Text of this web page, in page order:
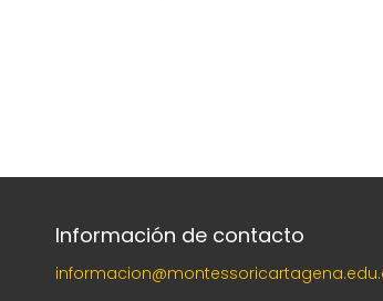
Información de contacto